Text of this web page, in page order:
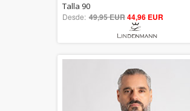
out of 5
Talla 90
Desde: 49,95 EUR44,96 EUR